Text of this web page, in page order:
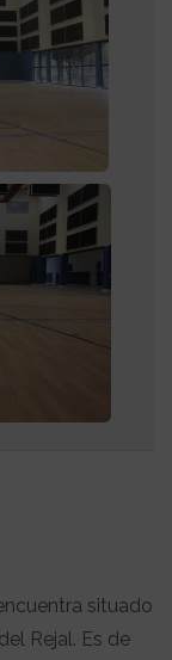
situado
Rejal. Es de